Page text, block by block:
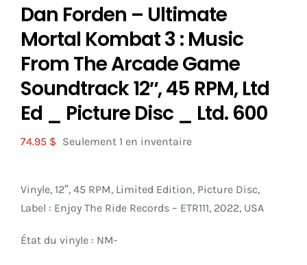
Dan Forden ‎– Ultimate
Mortal Kombat 3 : Music
From The Arcade Game
Soundtrack 12″, 45 RPM, Ltd
Ed _ Picture Disc _ Ltd. 600
74.95 $ Seulement 1 en inventaire
Vinyle, 12″, 45 RPM, Limited Edition, Picture Disc,
Label : Enjoy The Ride Records – ETR111, 2022, USA
État du vinyle : NM-